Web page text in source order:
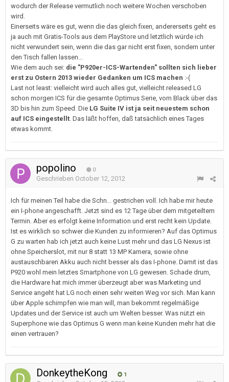
wodurch der Release vermutlich noch weitere Wochen verschoben
wird.
Einerseits wäre es gut, wenn die das gleich fixen, andererseits geht es
ja auch mit Gratis-Tools aus dem PlayStore und letztlich würde ich
nicht verwundert sein, wenn die das gar nicht erst fixen, sondern unter
den Tisch fallen lassen...
Wie dem auch sei: die "P920er-ICS-Wartenden" sollten sich lieber
erst zu Ostern 2013 wieder Gedanken um ICS machen :-(
Last not least: vielleicht wird auch alles gut, vielleicht released LG
schon morgen ICS für die gesamte Optimus Serie, vom Black über das
3D bis hin zum Speed. Die LG Suite IV ist ja seit neuestem schon
auf ICS eingestellt. Das läßt hoffen, daß tatsächlich eines Tages
etwas kommt.
popolino 0
Geschrieben October 12, 2012
Ich für meinen Teil habe die Schn... gestrichen voll. Ich habe mir heute
ein I-phone angeschafft. Jetzt sind es 12 Tage über dem mitgeteiltem
Termin. Aber es erfolgt keine Information und erst recht kein Update.
Ist es wirklich so schwer die Kunden zu informieren? Auf das Optimus
G zu warten hab ich jetzt auch keine Lust mehr und das LG Nexus ist
ohne Speicherslot, mit nur 8 statt 13 MP Kamera, sowie ohne
austauschbaren Akku auch nicht besser als das I-phone. Damit ist das
P920 wohl mein letztes Smartphone von LG gewesen. Schade drum,
die Hardware hat mich immer überzeugt aber was Marketing und
Service angeht hat LG noch einen sehr weiten Weg vor sich. Man kann
über Apple schimpfen wie man will, man bekommt regelmäßige
Updates und der Service ist auch um Welten besser. Was nützt ein
Superphone wie das Optimus G wenn man keine Kunden mehr hat die
einen vertrauen?
DonkeytheKong 1